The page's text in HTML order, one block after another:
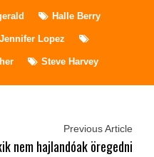
Halle Berry
Jennifer Lopez
Steve Harvey
Previous Article
nem hajlandóak öregedni